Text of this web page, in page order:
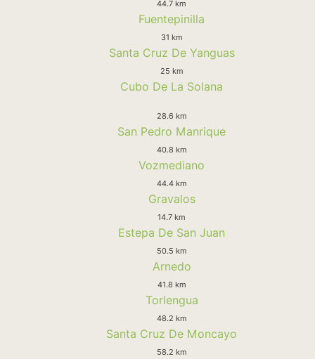
44.7 km
Fuentepinilla
31 km
Santa Cruz De Yanguas
25 km
Cubo De La Solana
28.6 km
San Pedro Manrique
40.8 km
Vozmediano
44.4 km
Gravalos
14.7 km
Estepa De San Juan
50.5 km
Arnedo
41.8 km
Torlengua
48.2 km
Santa Cruz De Moncayo
58.2 km